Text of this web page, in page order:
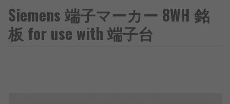
Siemens 端子マーカー 8WH 銘
板 for use with 端子台